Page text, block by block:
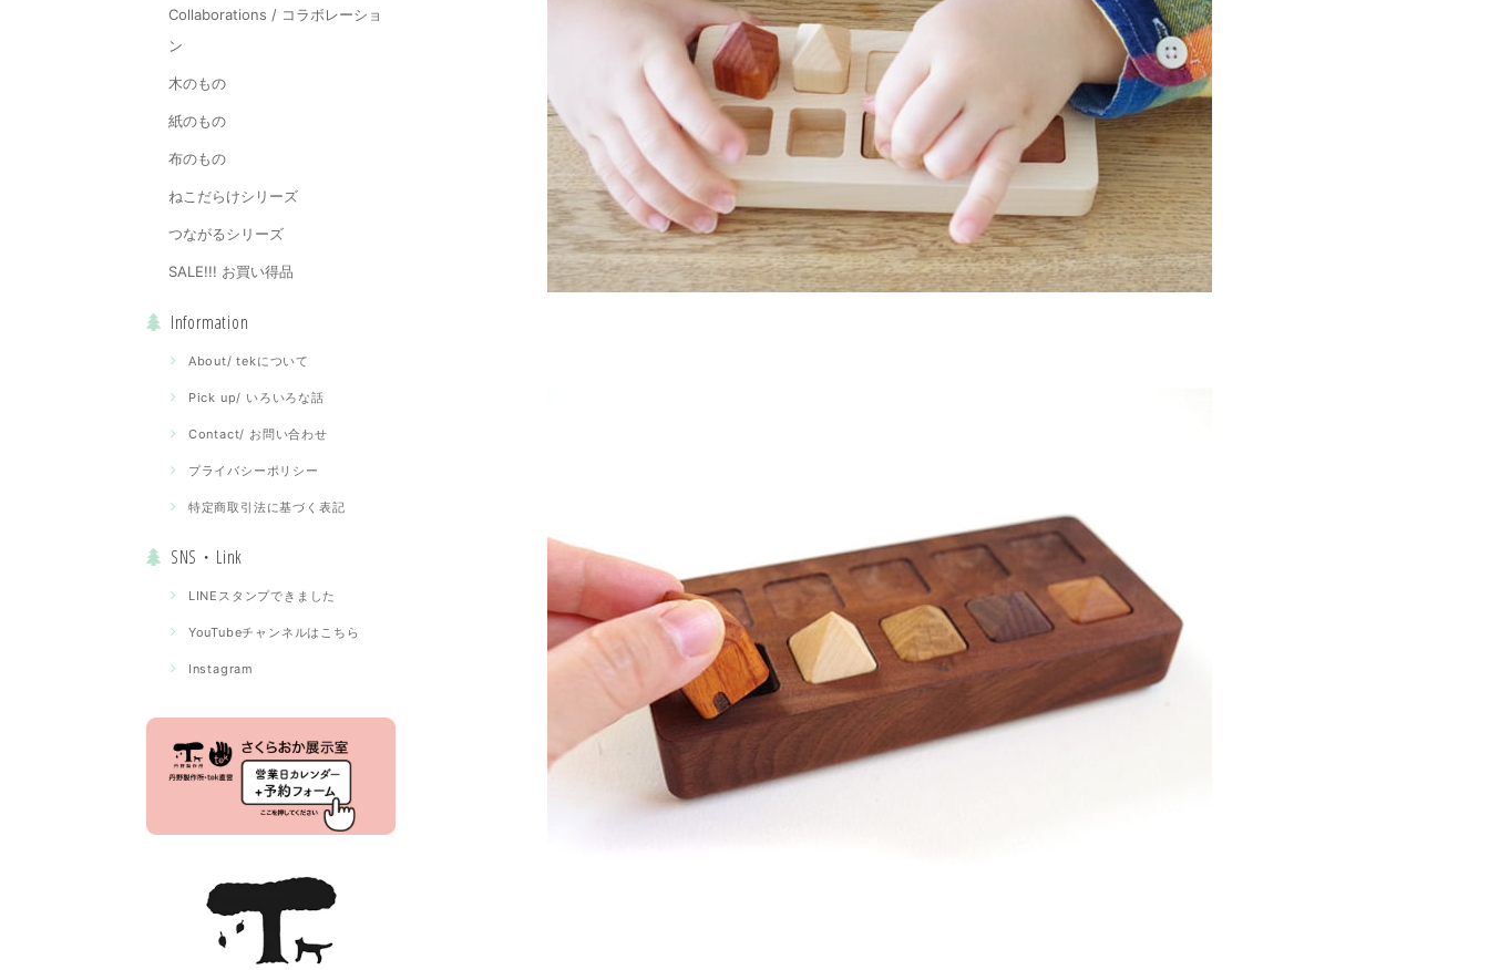
Collaborations / コラボレーショ
ン
木のもの
紙のもの
布のもの
ねこだらけシリーズ
つながるシリーズ
SALE!!! お買い得品
Information
About/ tekについて
Pick up/ いろいろな話
Contact/ お問い合わせ
プライバシーポリシー
特定商取引法に基づく表記
SNS・Link
LINEスタンプできました
YouTubeチャンネルはこちら
Instagram